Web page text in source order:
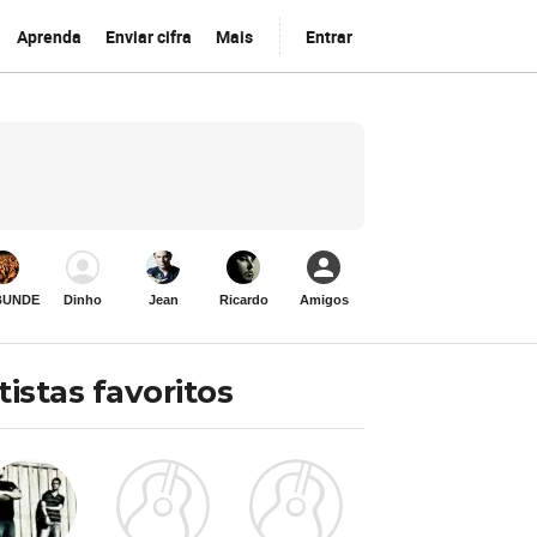
Aprenda Enviar cifra Mais Entrar
Dinho Jean Ricardo Amigos
favoritos